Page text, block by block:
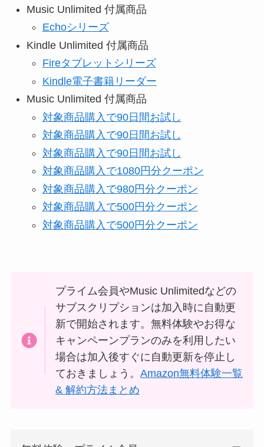
Music Unlimited 付属商品
Echoシリーズ
Kindle Unlimited 付属商品
Fireタブレットシリーズ
Kindle電子書籍リーダー
Music Unlimited 付属商品
対象商品購入で90日間お試し
対象商品購入で90日間お試し
対象商品購入で90日間お試し
対象商品購入で1080円分クーポン
対象商品購入で980円分クーポン
対象商品購入で500円分クーポン
対象商品購入で500円分クーポン
プライム会員やMusic Unlimitedなどの
サブスクリプションは加入時に自動更
新で開始されます。無料体験やお得な
キャンペーンプランのみを利用したい
場合は加入後すぐに自動更新を停止し
ておきましょう。Amazon無料体験一覧
& 解約方法まとめ